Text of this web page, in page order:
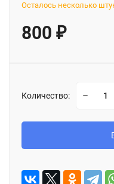
Осталось несколько
800 ₽
Количество: